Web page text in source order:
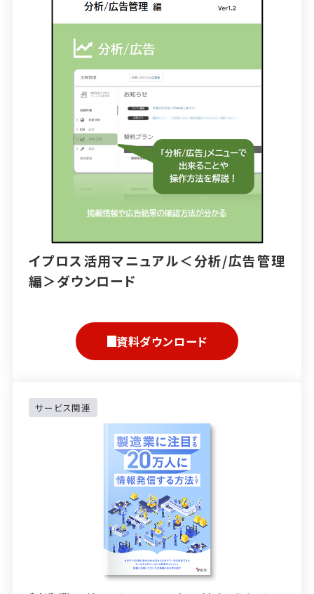
イプロス活用マニュアル＜分析/広告管理
編＞ダウンロード
資料ダウンロード
サービス関連